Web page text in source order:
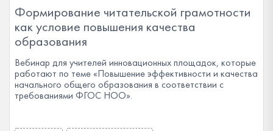
Формирование читательской грамотности
как условие повышения качества
образования
Вебинар для учителей инновационных площадок, которые
работают по теме «Повышение эффективности и качества
начального общего образования в соответствии с
требованиями ФГОС НОО».